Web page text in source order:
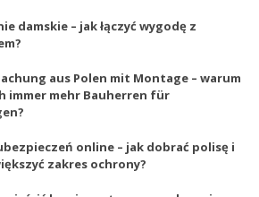
damskie – jak łączyć wygodę z
aus Polen mit Montage – warum
immer mehr Bauherren für
online – jak dobrać polisę i
zakres ochrony?